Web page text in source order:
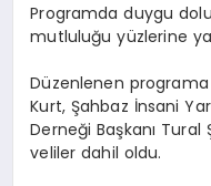
Programda duygu
mutluluğu yüzlerine
Düzenlenen
Kurt, Şahbaz İnsani
Derneği Başkanı
veliler dahil oldu.